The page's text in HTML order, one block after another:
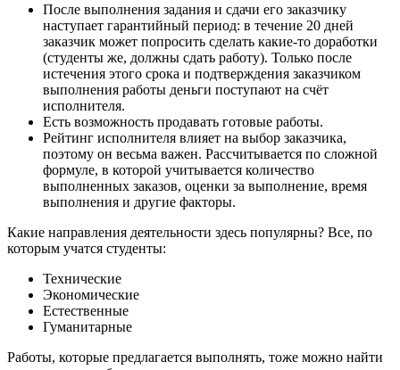
После выполнения задания и сдачи его заказчику
наступает гарантийный период: в течение 20 дней
заказчик может попросить сделать какие-то доработки
(студенты же, должны сдать работу). Только после
истечения этого срока и подтверждения заказчиком
выполнения работы деньги поступают на счёт
исполнителя.
Есть возможность продавать готовые работы.
Рейтинг исполнителя влияет на выбор заказчика,
поэтому он весьма важен. Рассчитывается по сложной
формуле, в которой учитывается количество
выполненных заказов, оценки за выполнение, время
выполнения и другие факторы.
Какие направления деятельности здесь популярны? Все, по
которым учатся студенты:
Технические
Экономические
Естественные
Гуманитарные
Работы, которые предлагается выполнять, тоже можно найти